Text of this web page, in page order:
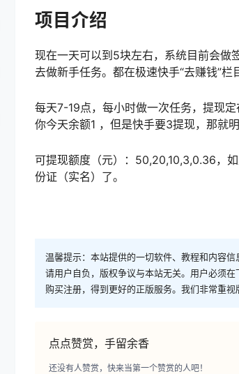
项目介绍
现在一天可以到5块左右，系统目前会做
去做新手任务。都在极速快手“去赚钱”栏
每天7-19点，每小时做一次任务，提现
你今天余额1 ，但是快手要3提现，那就
可提现额度（元）：50,20,10,3,0.36，
份证（实名）了。
温馨提示：本站提供的一切软件、教程和内容
请用户自负，版权争议与本站无关。用户必须
购买注册，得到更好的正版服务。我们非常重
点点赞赏，手留余香
还没有人赞赏，快来当第一个赞赏的人吧！